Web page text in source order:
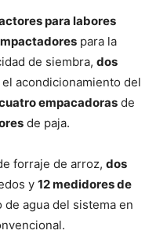
para labores
para la
de siembra, dos
acondicionamiento del
empacadoras de
de paja.
forraje de arroz, dos
y 12 medidores de
agua del sistema en